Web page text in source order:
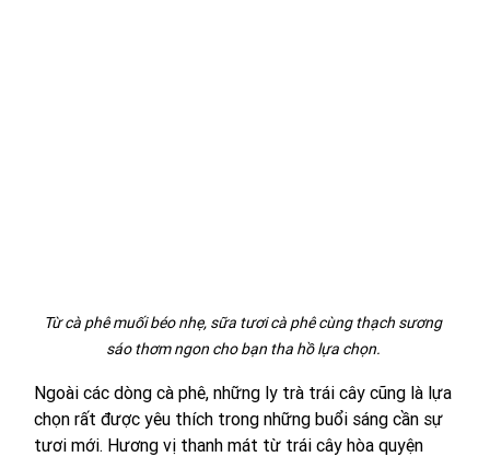
Từ cà phê muối béo nhẹ, sữa tươi cà phê cùng thạch sương
sáo thơm ngon cho bạn tha hồ lựa chọn.
Ngoài các dòng cà phê, những ly trà trái cây cũng là lựa
chọn rất được yêu thích trong những buổi sáng cần sự
tươi mới. Hương vị thanh mát từ trái cây hòa quyện